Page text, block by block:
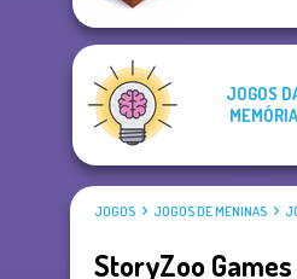
JOGOS
MEMÓRIA
JOGOS JOGOS DE MENINAS
StoryZoo Games